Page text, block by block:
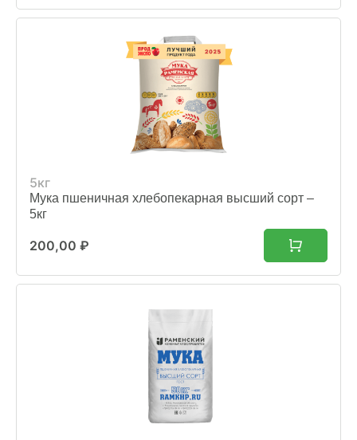
5кг
Мука пшеничная хлебопекарная высший сорт –
5кг
200,00 ₽